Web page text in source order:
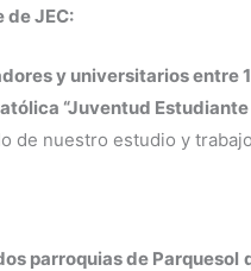
de JEC:
y universitarios entre
“Juventud Estudiante
de nuestro estudio y
parroquias de Parquesol